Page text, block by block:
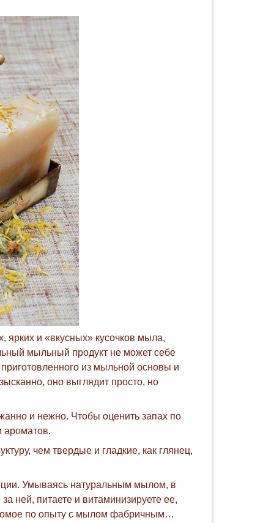
и «вкусных» кусочков мыла,
мыльный продукт не может себе
из мыльной основы и
оно выглядит просто, но
и нежно. Чтобы оценить запах по
ароматов.
чем твердые и гладкие, как глянец,
Умываясь натуральным мылом, в
ней, питаете и витаминизируете ее,
по опыту с мылом фабричным…